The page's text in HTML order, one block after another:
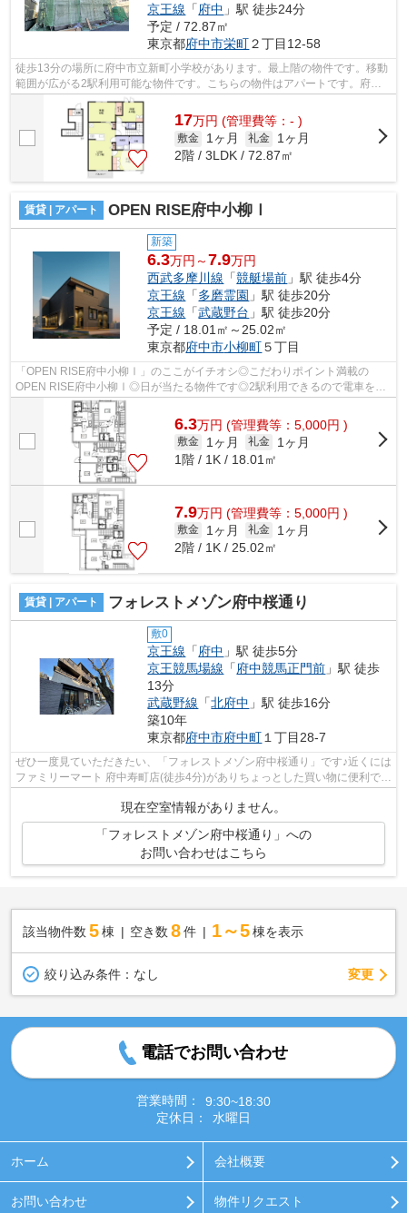
京王線 「府中 」駅 徒歩24分
予定 / 72.87㎡
東京都府中市栄町２丁目12-58
徒歩13分の場所に府中市立新町小学校があります。最上階の物件です。移動
範囲が広がる2駅利用可能な物件です。こちらの物件はアパートです。府中
市エリアにある賃貸情報のことなら、地...
17万円 (管理費等：- )
敷金 1ヶ月 礼金
1ヶ月
2階 / 3LDK / 72.87㎡
賃貸 | アパート OPEN RISE府中小柳Ⅰ
新築
6.3万円～7.9万円
西武多摩川線 「競艇場前 」駅 徒歩4分
京王線 「多磨霊園 」駅 徒歩20分
京王線 「武蔵野台 」駅 徒歩20分
予定 / 18.01㎡～25.02㎡
東京都府中市小柳町５丁目
「OPEN RISE府中小柳Ⅰ」のここがイチオシ◎こだわりポイント満載の
OPEN RISE府中小柳Ⅰ◎日が当たる物件です◎2駅利用できるので電車をよ
く使う方におすすめな物件です◎当社スタッフが地域...
6.3万円 (管理費等：5,000円 )
敷金 1ヶ月 礼金
1ヶ月
1階 / 1K / 18.01㎡
7.9万円 (管理費等：5,000円 )
敷金 1ヶ月 礼金
1ヶ月
2階 / 1K / 25.02㎡
賃貸 | アパート フォレストメゾン府中桜通り
敷0
京王線 「府中 」駅 徒歩5分
京王競馬場線 「府中競馬正門前 」駅 徒歩
13分
武蔵野線 「北府中 」駅 徒歩16分
築10年
東京都府中市府中町 １丁目28-7
ぜひ一度見ていただきたい、「フォレストメゾン府中桜通り」です♪近くには
ファミリーマート 府中寿町店(徒歩4分)がありちょっとした買い物に便利です
現在空室情報がありません。
「フォレストメゾン府中桜通り」への
お問い合わせはこちら
該当物件数 5棟 空き数 8 件 1～5 棟を表示
絞り込み条件： なし 変更
電話でお問い合わせ
営業時間：
9:30~18:30
定休日：
水曜日
ホーム 会社概要
お問い合わせ 物件リクエスト